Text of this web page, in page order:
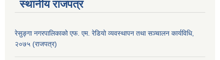
स्थानीय राजपत्र
रेसुङ्गा नगरपालिकाको एफ. एम. रेडियो व्यवस्थापन तथा सञ्चालन कार्यविधि,
२०७५ (राजपत्र)